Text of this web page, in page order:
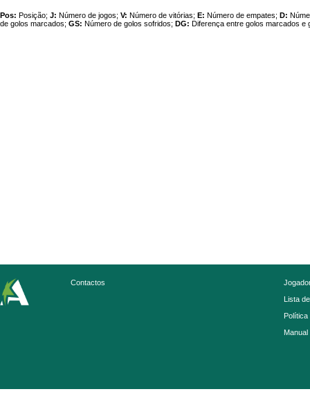
Pos: Posição; J: Número de jogos; V: Número de vitórias; E: Número de empates; D:
de golos marcados; GS: Número de golos sofridos; DG: Diferença entre golos marcados e
Contactos
Lista
Política